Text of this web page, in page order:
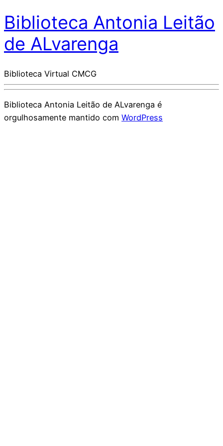
Biblioteca Antonia Leitão
de ALvarenga
Biblioteca Virtual CMCG
Biblioteca Antonia Leitão de ALvarenga é
orgulhosamente mantido com WordPress